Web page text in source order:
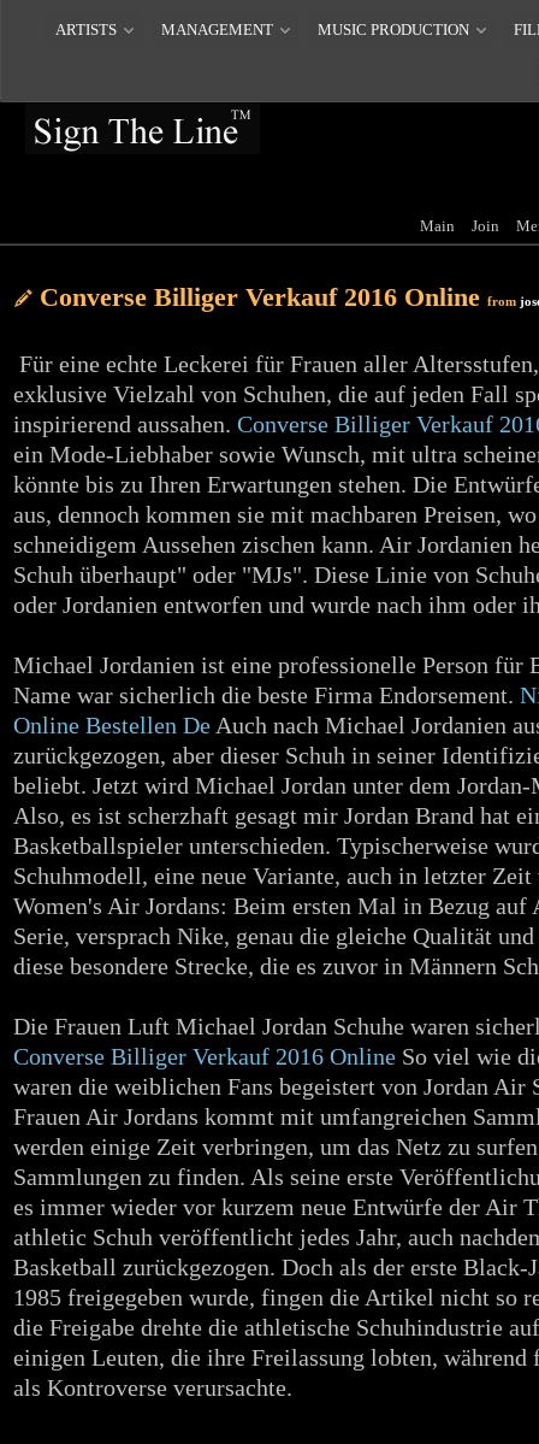
ARTISTS MANAGEMENT MUSIC PRODUCTION
Main Join
Converse Billiger Verkauf 2016 Online from
Für eine echte Leckerei für Frauen aller
exklusive Vielzahl von Schuhen, die auf jeden Fall
inspirierend aussahen. Converse Billiger Verkauf
ein Mode-Liebhaber sowie Wunsch, mit ultra
könnte bis zu Ihren Erwartungen stehen. Die
aus, dennoch kommen sie mit machbaren Preisen,
schneidigem Aussehen zischen kann. Air Jordanien
Schuh überhaupt" oder "MJs". Diese Linie von
oder Jordanien entworfen und wurde nach ihm oder
Michael Jordanien ist eine professionelle Person für
Name war sicherlich die beste Firma Endorsement.
Online Bestellen De Auch nach Michael Jordanien
zurückgezogen, aber dieser Schuh in seiner
beliebt. Jetzt wird Michael Jordan unter dem
Also, es ist scherzhaft gesagt mir Jordan Brand hat
Basketballspieler unterschieden. Typischerweise
Schuhmodell, eine neue Variante, auch in letzter
Women's Air Jordans: Beim ersten Mal in Bezug auf
Serie, versprach Nike, genau die gleiche Qualität
diese besondere Strecke, die es zuvor in Männern
Die Frauen Luft Michael Jordan Schuhe waren
Converse Billiger Verkauf 2016 Online So viel wie
waren die weiblichen Fans begeistert von Jordan Air
Frauen Air Jordans kommt mit umfangreichen
werden einige Zeit verbringen, um das Netz zu
Sammlungen zu finden. Als seine erste
es immer wieder vor kurzem neue Entwürfe der Air
athletic Schuh veröffentlicht jedes Jahr, auch
Basketball zurückgezogen. Doch als der erste Black-
1985 freigegeben wurde, fingen die Artikel nicht so
die Freigabe drehte die athletische Schuhindustrie
einigen Leuten, die ihre Freilassung lobten, während
als Kontroverse verursachte.